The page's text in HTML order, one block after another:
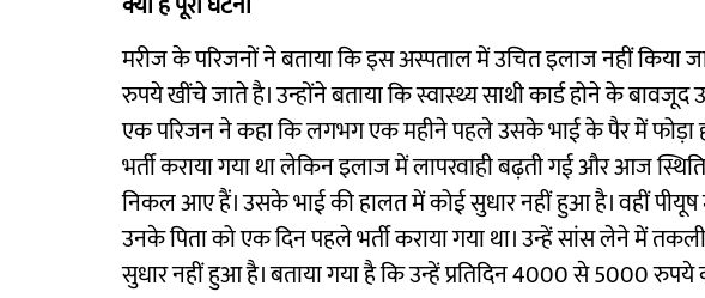
मरीज के परिजनों ने बताया कि इस अस्पताल में उचित इलाज नहीं किया
रुपये खींचे जाते है। उन्होंने बताया कि स्वास्थ्य साथी कार्ड होने के
एक परिजन ने कहा कि लगभग एक महीने पहले उसके भाई के पैर में
भर्ती कराया गया था लेकिन इलाज में लापरवाही बढ़ती गई और आज
निकल आए हैं। उसके भाई की हालत में कोई सुधार नहीं हुआ है। वहीं
उनके पिता को एक दिन पहले भर्ती कराया गया था। उन्हें सांस लेने में
सुधार नहीं हुआ है। बताया गया है कि उन्हें प्रतिदिन 4000 से 5000 रुपये